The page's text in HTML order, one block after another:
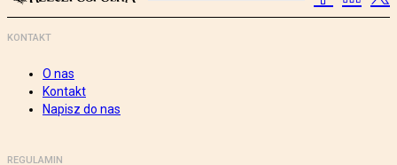
KONTAKT
O nas
Kontakt
Napisz do nas
REGULAMIN